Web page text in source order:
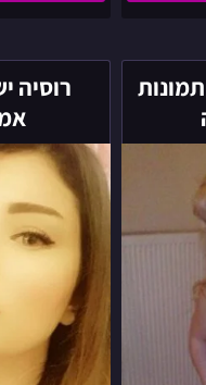
בוגרת ומונסה - 100% תמונות
רוסיה